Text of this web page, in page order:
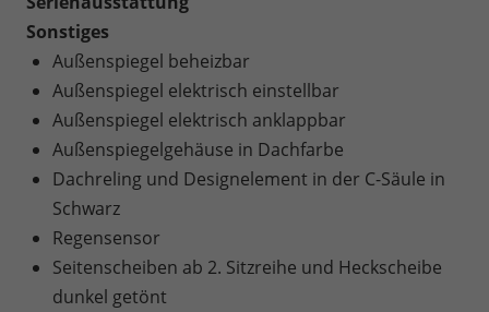
Sonstiges
Außenspiegel beheizbar
Außenspiegel elektrisch einstellbar
Außenspiegel elektrisch anklappbar
Außenspiegelgehäuse in Dachfarbe
Dachreling und Designelement in der C-Säule in
Schwarz
Regensensor
Seitenscheiben ab 2. Sitzreihe und Heckscheibe
dunkel getönt